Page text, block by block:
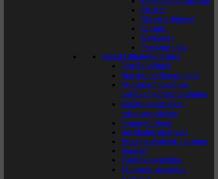
Mosfet
Motori i dijelovi
Opruge
Zupčanici
Precizne cijevi
Vanjski dijelovi i dodaci
Optički ciljnici
Red dot i reflexni ciljnici
Montaže / nosači za
optičke i refleksne ciljnike
Zaštita za optičke i
refleksne ciljnike
Nogare / bipod
Vertikalni rukohvati
Prednji rukohvati / obloge
Kundaci
Taktičke svjetiljke
Montaže i nosači za